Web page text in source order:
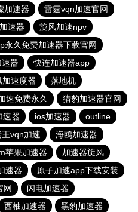
加速器
雷霆vqn加速官网
速器
旋风加速npv
永久免费加速器下载官网
器
快连加速器app
加速度器
落地机
速免费永久
猎豹加速器官网
速器 ios加速器
outline
王vqn加速
海鸥加速器
苹果加速器
加速器旋风
速器
原子加速app下载安装
网
闪电加速器
西柚加速器 黑豹加速器